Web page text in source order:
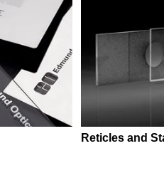
Reticles and